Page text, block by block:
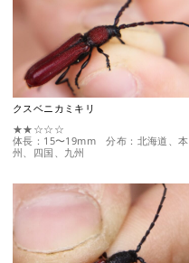
クスベニカミキリ
★★☆☆☆
体長：15〜19mm 分布：北海道、本
州、四国、九州